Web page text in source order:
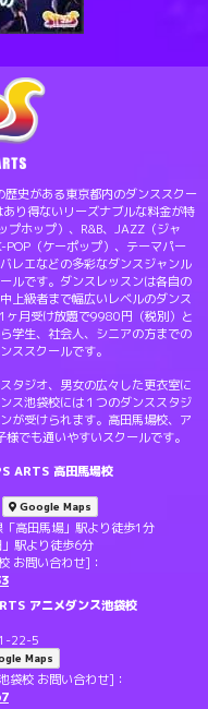
史がある東京都内のダンススクー
り得ないリーズナブルな料金が特
プホップ）、R&B、JAZZ（ジャ
POP（ケーポップ）、テーマパー
レエなどの多彩なダンスジャンル
ルです。ダンスレッスンは各自の
上級者まで幅広いレベルのダンス
ヶ月受け放題で9980円（税別）と
学生、社会人、シニアの方までの
ススクールです。
タジオ、男女の広々した更衣室に
ス池袋校には１つのダンススタジ
が受けられます。高田馬場校、ア
でも通いやすいスクールです。
ARTS 高田馬場校
Google Maps
高田馬場」駅より徒歩1分
駅より徒歩6分
お問い合わせ]：
アニメダンス池袋校
22-5
Maps
袋校 お問い合わせ]：